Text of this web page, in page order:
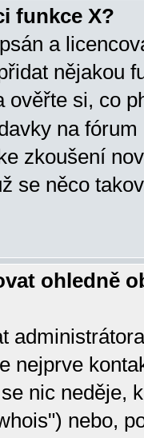
funkce X?
a
nějakou
ověřte si, co
na
zkoušení
se něco
ohledně
nejprve
nic neděje,
nebo,